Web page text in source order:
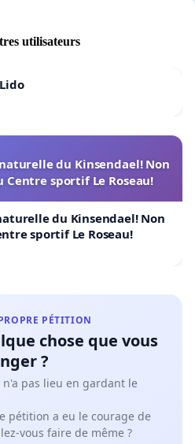
utilisateurs
du Kinsendael! Non
sportif Le Roseau!
du Kinsendael! Non
sportif Le Roseau!
PÉTITION
chose que vous
?
n'a pas lieu en gardant le
pétition a eu le courage de
vous faire de même ?